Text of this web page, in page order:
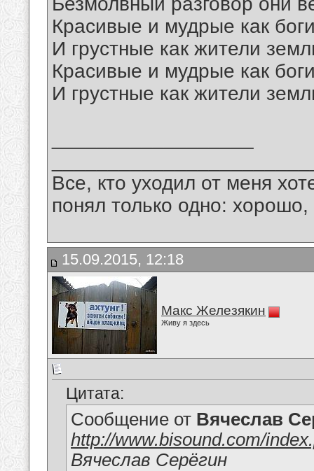
Красивые и мудрые как
И грустные как жители
Красивые и мудрые как
И грустные как жители
Все, кто уходил от меня
понял только одно:
15.09.2015, 12:18
Макс Железякин
Живу я здесь
Цитата:
Сообщение от Вячеслав
http://www.bisound.com/
Вячеслав Серёгин